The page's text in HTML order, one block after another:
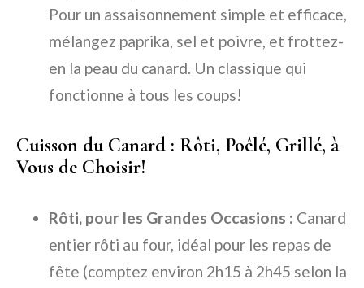
Pour un assaisonnement simple et efficace,
mélangez paprika, sel et poivre, et frottez-
en la peau du canard. Un classique qui
fonctionne à tous les coups!
Cuisson du Canard : Rôti, Poêlé, Grillé, à
Vous de Choisir!
Rôti, pour les Grandes Occasions : Canard
entier rôti au four, idéal pour les repas de
fête (comptez environ 2h15 à 2h45 selon la